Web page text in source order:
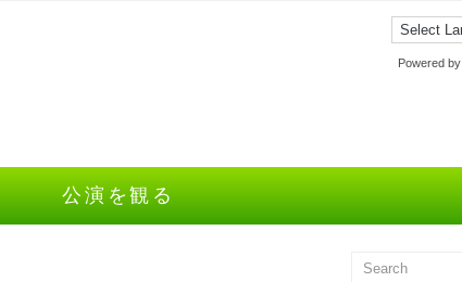
Powered by
公演を観る